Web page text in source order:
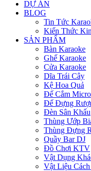
DỰ ÁN
BLOG
Tin Tức
Kiến Thức
SẢN PHẨM
Bàn Karaoke
Ghế Karaoke
Cửa Karaoke
Dĩa Trái Cây
Kệ Hoa Quả
Đế Cắm Micro
Đế Đựng
Đèn Sân Khấu
Thùng Ướp
Thùng Đựng
Quầy Bar DJ
Đồ Chơi KTV
Vật Dụng
Vật Liệu